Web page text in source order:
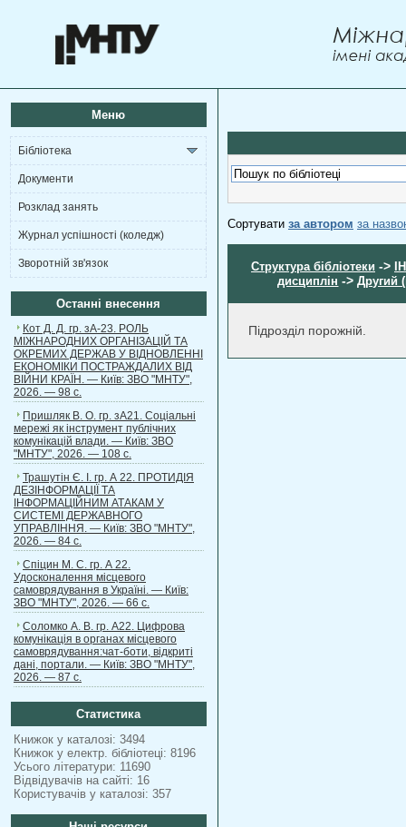
Меню
Бібліотека
Документи
Розклад занять
Журнал успішності (коледж)
Зворотній зв'язок
Останні внесення
Кот Д. Д. гр. зА-23. РОЛЬ
МІЖНАРОДНИХ ОРГАНІЗАЦІЙ ТА
ОКРЕМИХ ДЕРЖАВ У ВІДНОВЛЕННІ
ЕКОНОМІКИ ПОСТРАЖДАЛИХ ВІД
ВІЙНИ КРАЇН. — Київ: ЗВО "МНТУ",
2026. — 98 с.
Пришляк В. О. гр. зА21. Соціальні
мережі як інструмент публічних
комунікацій влади. — Київ: ЗВО
"МНТУ", 2026. — 108 с.
Трашутін Є. І. гр. А 22. ПРОТИДІЯ
ДЕЗІНФОРМАЦІЇ ТА
ІНФОРМАЦІЙНИМ АТАКАМ У
СИСТЕМІ ДЕРЖАВНОГО
УПРАВЛІННЯ. — Київ: ЗВО "МНТУ",
2026. — 84 с.
Спіцин М. С. гр. А 22.
Удосконалення місцевого
самоврядування в Україні. — Київ:
ЗВО "МНТУ", 2026. — 66 с.
Соломко А. В. гр. А22. Цифрова
комунікація в органах місцевого
самоврядування:чат-боти, відкриті
дані, портали. — Київ: ЗВО "МНТУ",
2026. — 87 с.
Статистика
Книжок у каталозі: 3494
Книжок у електр. бібліотеці: 8196
Усього літератури: 11690
Відвідувачів на сайті: 16
Користувачів у каталозі: 357
Сортувати за автором за
Структура бібліотеки ->
дисциплін ->Другий
Підрозділ порожній.